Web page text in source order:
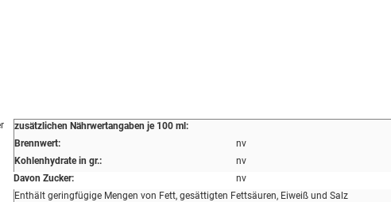
zusätzlichen Nährwertangaben je 100 ml:
Brennwert:
nv
Kohlenhydrate in gr.:
nv
Davon Zucker:
nv
Enthält geringfügige Mengen von Fett, gesättigten Fettsäuren, Eiweiß und Salz